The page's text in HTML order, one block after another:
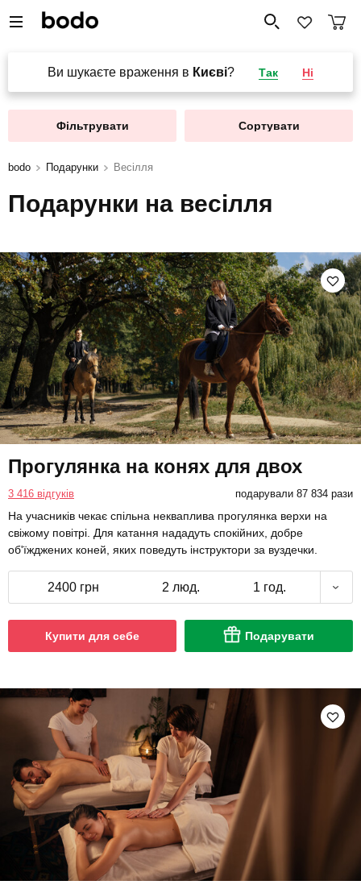
Ви шукаєте враження в Києві? Так Ні
Фільтрувати Сортувати
bodo Подарунки Весілля
Подарунки на весілля
Прогулянка на конях для двох
3 416 відгуків подарували 87 834 рази
На учасників чекає спільна некваплива прогулянка верхи на
свіжому повітрі. Для катання нададуть спокійних, добре
об'їжджених коней, яких поведуть інструктори за вуздечки.
2400 грн 2 люд. 1 год.
Купити для себе Подарувати